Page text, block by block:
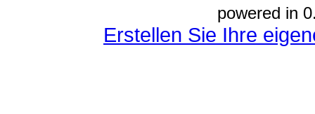
powered in
Erstellen Sie Ihre